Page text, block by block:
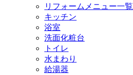
リフォームメニュー一覧
キッチン
浴室
洗面化粧台
トイレ
水まわり
給湯器